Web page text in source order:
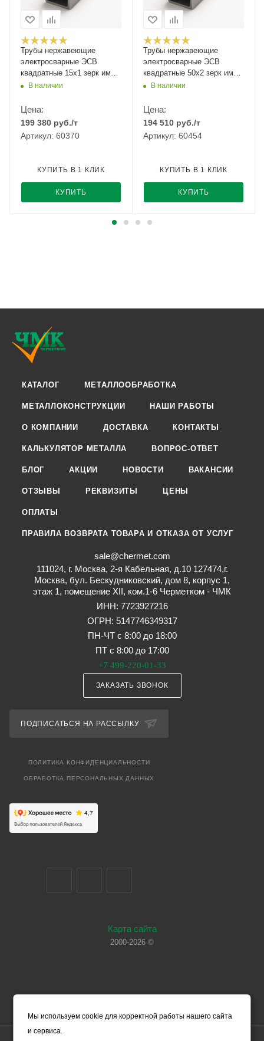
Трубы нержавеющие
электросварные ЭСВ
квадратные 15х1 зерк имп
ASTM A554, длина 6 м,
В наличии
Цена:
199 380 руб./т
Артикул: 60370
КУПИТЬ
КУПИТЬ В 1 КЛИК
Трубы нержавеющие
электросварные ЭСВ
квадратные 50х2 зерк имп
ASTM A554, длина 6 м,
В наличии
Цена:
194 510 руб./т
Артикул: 60454
КУПИТЬ
КУПИТЬ В 1 КЛИК
КАТАЛОГ МЕТАЛЛООБРАБОТКА
МЕТАЛЛОКОНСТРУКЦИИ НАШИ РАБОТЫ
О КОМПАНИИ ДОСТАВКА КОНТАКТЫ
КАЛЬКУЛЯТОР МЕТАЛЛА ВОПРОС-ОТВЕТ
БЛОГ АКЦИИ НОВОСТИ ВАКАНСИИ
ОТЗЫВЫ РЕКВИЗИТЫ ЦЕНЫ
ОПЛАТЫ
ПРАВИЛА ВОЗВРАТА ТОВАРА И ОТКАЗА ОТ УСЛУГ
sale@chermet.com
111024, г. Москва, 2-я Кабельная, д.10 127474,г.
Москва, бул. Бескудниковский, дом 8, корпус 1,
этаж 1, помещение XII, ком.1-6 Черметком - ЧМК
ИНН: 7723927216
ОГРН: 5147746349317
ПН-ЧТ с 8:00 до 18:00
ПТ с 8:00 до 17:00
+7 499-220-01-33
ЗАКАЗАТЬ ЗВОНОК
ПОДПИСАТЬСЯ НА РАССЫЛКУ
ПОЛИТИКА КОНФИДЕНЦИАЛЬНОСТИ
ОБРАБОТКА ПЕРСОНАЛЬНЫХ ДАННЫХ
Карта сайта
2000-2026 ©
Мы используем cookie для корректной работы нашего сайта
и сервиса.